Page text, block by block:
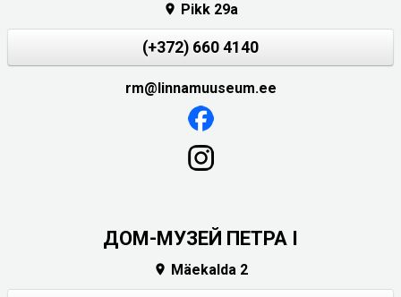
 Pikk 29a
(+372) 660 4140
rm@linnamuuseum.ee
ДОМ-МУЗЕЙ ПЕТРА I
 Mäekalda 2